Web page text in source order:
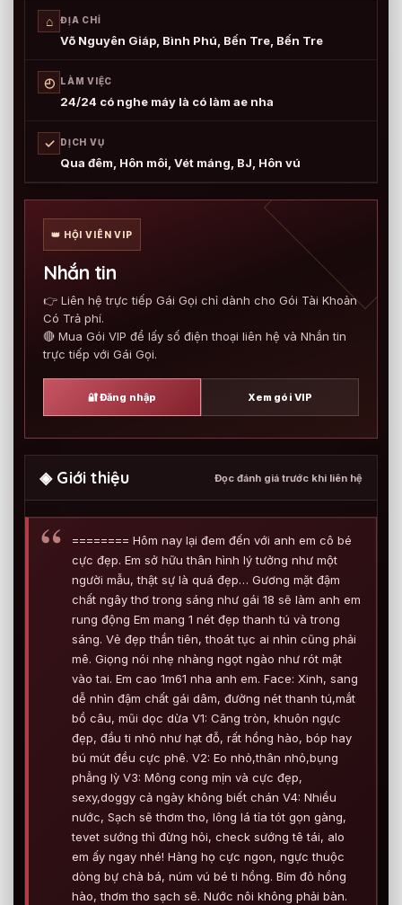
⌂ ĐỊA CHỈ
Võ Nguyên Giáp, Bình Phú, Bến Tre, Bến Tre
◴ LÀM VIỆC
24/24 có nghe máy là có làm ae nha
✓ DỊCH VỤ
Qua đêm, Hôn môi, Vét máng, BJ, Hôn vú
👑 HỘI VIÊN VIP
Nhắn tin
👉 Liên hệ trực tiếp Gái Gọi chỉ dành cho Gói Tài Khoản
Có Trả phí.
🔴 Mua Gói VIP để lấy số điện thoại liên hệ và Nhắn tin
trực tiếp với Gái Gọi.
🔐 Đăng nhập Xem gói VIP
◈ Giới thiệu Đọc đánh giá trước khi liên hệ
======== Hôm nay lại đem đến với anh em cô bé
cực đẹp. Em sở hữu thân hình lý tưởng như một
người mẫu, thật sự là quá đẹp… Gương mặt đậm
chất ngây thơ trong sáng như gái 18 sẽ làm anh em
rung động Em mang 1 nét đẹp thanh tú và trong
sáng. Vẻ đẹp thần tiên, thoát tục ai nhìn cũng phải
mê. Giọng nói nhẹ nhàng ngọt ngào như rót mật
vào tai. Em cao 1m61 nha anh em. Face: Xinh, sang
dễ nhìn đậm chất gái dâm, đường nét thanh tú,mắt
bồ câu, mũi dọc dừa V1: Căng tròn, khuôn ngực
đẹp, đầu ti nhỏ như hạt đỗ, rất hồng hào, bóp hay
bú mút đều cực phê. V2: Eo nhỏ,thân nhỏ,bụng
phẳng lỳ V3: Mông cong mịn và cực đẹp,
sexy,doggy cả ngày không biết chán V4: Nhiều
nước, Sạch sẽ thơm tho, lông lá tỉa tót gọn gàng,
tevet sướng thì đừng hỏi, check sướng tê tái, alo
em ấy ngay nhé! Hàng họ cực ngon, ngực thuộc
dòng bự chà bá, núm vú bé ti hồng. Bím đỏ hồng
hào, thơm tho sạch sẽ. Nước nôi không phải bàn.